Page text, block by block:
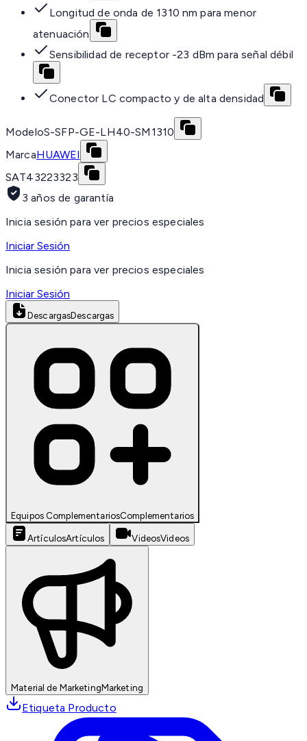
Longitud de onda de 1310 nm para menor
atenuación
Sensibilidad de receptor -23 dBm para señal débil
Conector LC compacto y de alta densidad
ModeloS-SFP-GE-LH40-SM1310
MarcaHUAWEI
SAT43223323
3 años de garantía
Inicia sesión para ver precios especiales
Iniciar Sesión
Inicia sesión para ver precios especiales
Iniciar Sesión
DescargasDescargas
Equipos ComplementariosComplementarios
ArtículosArtículos VideosVideos
Material de MarketingMarketing
Etiqueta Producto